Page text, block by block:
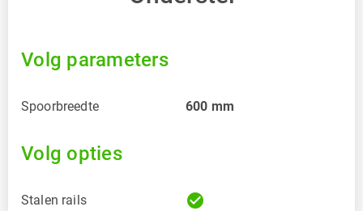
Volg parameters
Spoorbreedte 600 mm
Volg opties
Stalen rails check_circle